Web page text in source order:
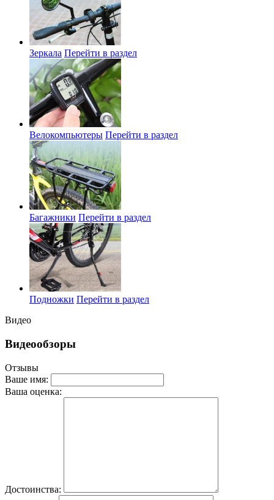
Зеркала Перейти в раздел
Велокомпьютеры Перейти в раздел
Багажники Перейти в раздел
Подножки Перейти в раздел
Видео
Видеообзоры
Отзывы
Ваше имя:
Ваша оценка:
Достоинства: